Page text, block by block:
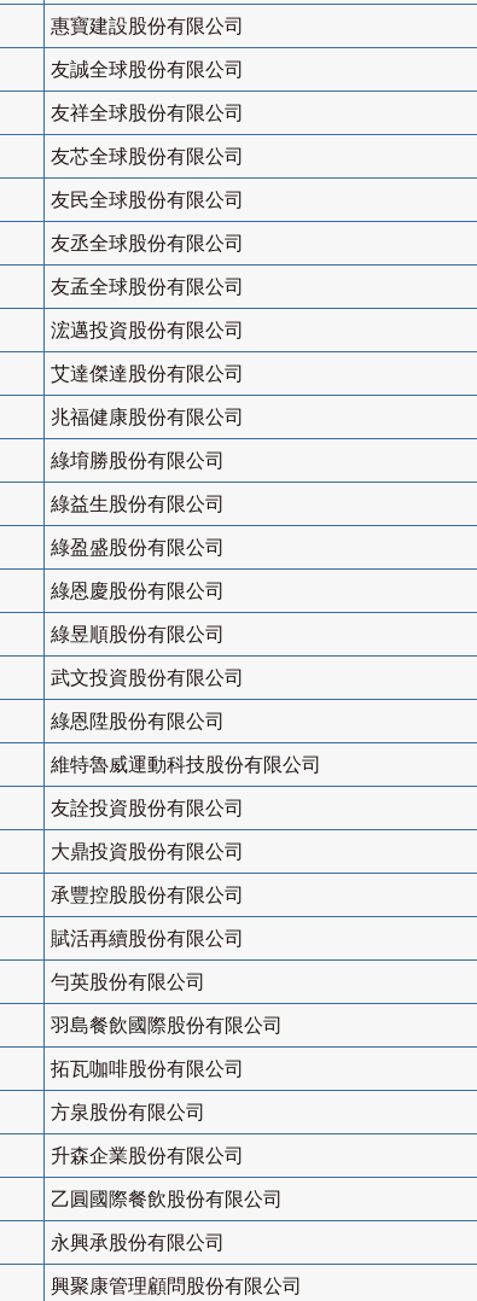
惠寶建設股份有限公司
友誠全球股份有限公司
友祥全球股份有限公司
友芯全球股份有限公司
友民全球股份有限公司
友丞全球股份有限公司
友孟全球股份有限公司
浤邁投資股份有限公司
艾達傑達股份有限公司
兆福健康股份有限公司
綠堉勝股份有限公司
綠益生股份有限公司
綠盈盛股份有限公司
綠恩慶股份有限公司
綠昱順股份有限公司
武文投資股份有限公司
綠恩陞股份有限公司
維特魯威運動科技股份有限公司
友詮投資股份有限公司
大鼎投資股份有限公司
承豐控股股份有限公司
賦活再續股份有限公司
勻英股份有限公司
羽島餐飲國際股份有限公司
拓瓦咖啡股份有限公司
方泉股份有限公司
升森企業股份有限公司
乙圓國際餐飲股份有限公司
永興承股份有限公司
興聚康管理顧問股份有限公司